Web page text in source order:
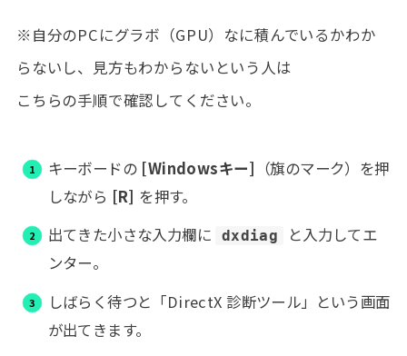
※自分のPCにグラボ（GPU）なに積んでいるかわか
らないし、見方もわからないという人は
こちらの手順で確認してください。
キーボードの [Windowsキー] （旗のマーク）を押
しながら [R] を押す。
出てきた小さな入力欄に
dxdiag
と入力してエ
ンター。
しばらく待つと「DirectX 診断ツール」という画面
が出てきます。